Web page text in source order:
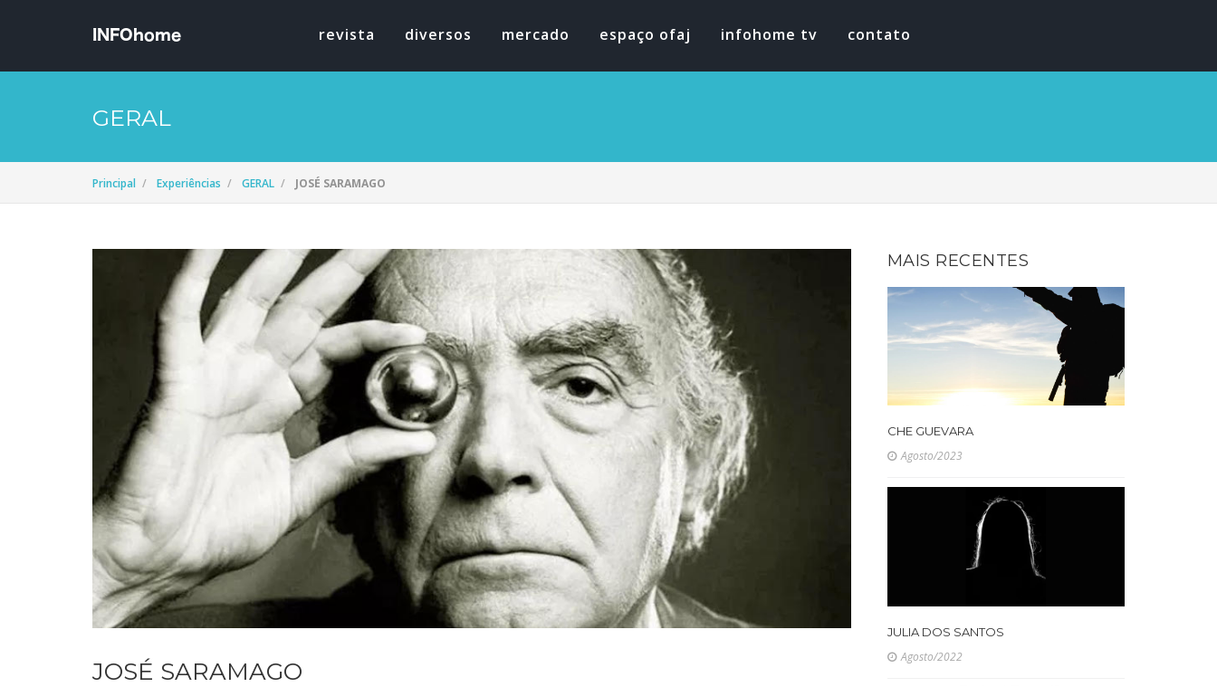
revista diversos mercado espaço ofaj infohome tv contato
GERAL
Principal Experiências GERAL JOSÉ SARAMAGO
JOSÉ SARAMAGO
MAIS RECENTES
CHE GUEVARA
Agosto/2023
JULIA DOS SANTOS
Agosto/2022